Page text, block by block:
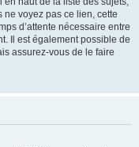
voyez pas ce lien, cette
d’attente nécessaire entre
Il est également possible de
assurez-vous de le faire